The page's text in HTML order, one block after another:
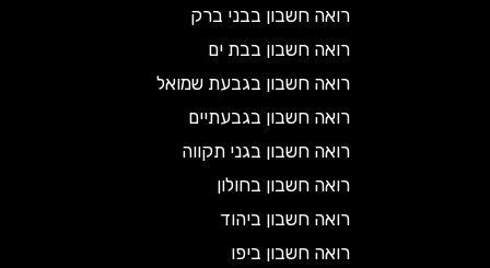
רואה חשבון בבני ברק
רואה חשבון בבת ים
רואה חשבון בגבעת שמואל
רואה חשבון בגבעתיים
רואה חשבון בגני תקווה
רואה חשבון בחולון
רואה חשבון ביהוד
רואה חשבון ביפו